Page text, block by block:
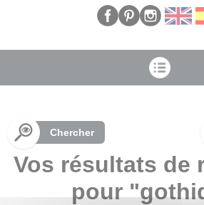
Chercher
Vos résultats de
pour